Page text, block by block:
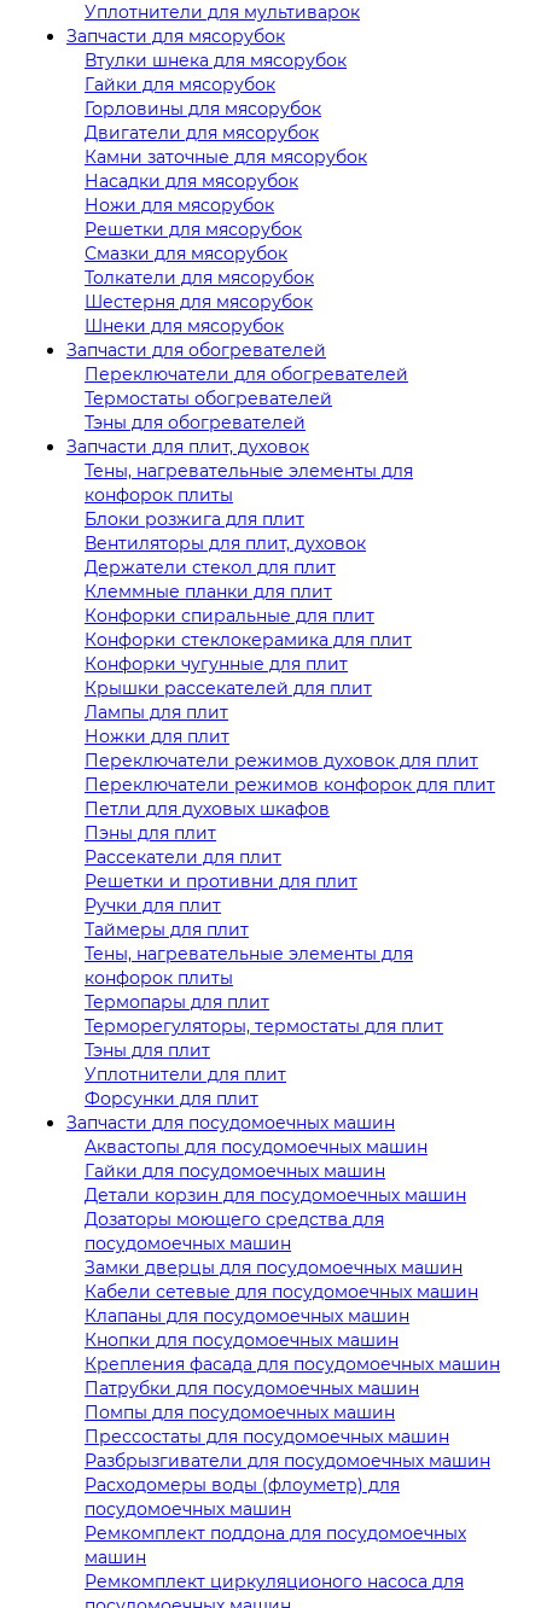
Уплотнители для мультиварок
Запчасти для мясорубок
Втулки шнека для мясорубок
Гайки для мясорубок
Горловины для мясорубок
Двигатели для мясорубок
Камни заточные для мясорубок
Насадки для мясорубок
Ножи для мясорубок
Решетки для мясорубок
Смазки для мясорубок
Толкатели для мясорубок
Шестерня для мясорубок
Шнеки для мясорубок
Запчасти для обогревателей
Переключатели для обогревателей
Термостаты обогревателей
Тэны для обогревателей
Запчасти для плит, духовок
Тены, нагревательные элементы для
конфорок плиты
Блоки розжига для плит
Вентиляторы для плит, духовок
Держатели стекол для плит
Клеммные планки для плит
Конфорки спиральные для плит
Конфорки стеклокерамика для плит
Конфорки чугунные для плит
Крышки рассекателей для плит
Лампы для плит
Ножки для плит
Переключатели режимов духовок для плит
Переключатели режимов конфорок для плит
Петли для духовых шкафов
Пэны для плит
Рассекатели для плит
Решетки и противни для плит
Ручки для плит
Таймеры для плит
Тены, нагревательные элементы для
конфорок плиты
Термопары для плит
Терморегуляторы, термостаты для плит
Тэны для плит
Уплотнители для плит
Форсунки для плит
Запчасти для посудомоечных машин
Аквастопы для посудомоечных машин
Гайки для посудомоечных машин
Детали корзин для посудомоечных машин
Дозаторы моющего средства для
посудомоечных машин
Замки дверцы для посудомоечных машин
Кабели сетевые для посудомоечных машин
Клапаны для посудомоечных машин
Кнопки для посудомоечных машин
Крепления фасада для посудомоечных машин
Патрубки для посудомоечных машин
Помпы для посудомоечных машин
Прессостаты для посудомоечных машин
Разбрызгиватели для посудомоечных машин
Расходомеры воды (флоуметр) для
посудомоечных машин
Ремкомплект поддона для посудомоечных
машин
Ремкомплект циркуляционого насоса для